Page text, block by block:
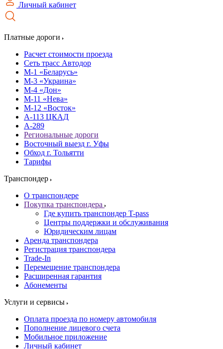
Личный кабинет
Платные дороги
Расчет стоимости проезда
Сеть трасс Автодор
М-1 «Беларусь»
М-3 «Украина»
М-4 «Дон»
М-11 «Нева»
М-12 «Восток»
А-113 ЦКАД
А-289
Региональные дороги
Восточный выезд г. Уфы
Обход г. Тольятти
Тарифы
Транспондер
О транспондере
Покупка транспондера
Где купить транспондер T-pass
Центры поддержки и обслуживания
Юридическим лицам
Аренда транспондера
Регистрация транспондера
Trade-In
Перемещение транспондера
Расширенная гарантия
Абонементы
Услуги и сервисы
Оплата проезда по номеру автомобиля
Пополнение лицевого счета
Мобильное приложение
Личный кабинет